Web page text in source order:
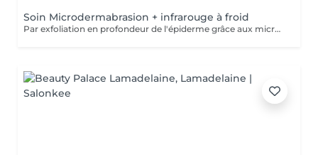
Soin Microdermabrasion + infrarouge à froid
Par exfoliation en profondeur de l'épiderme grâce aux micro-cristaux, ce soin permet de nettoyer et de réduire: les taches pigmentaires et/ou certaines imperfections de la peau, resserrer les pores, atténuer rides, ridules et les cicatrices d'acné. Le soin s'accompagne de l'utilisation de LED afin de faire pénétrer en profondeur l'acide hyaluronique ou principes actifs.